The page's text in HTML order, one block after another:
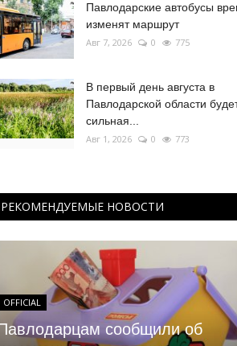
Павлодарские автобусы
изменят маршрут
Авг 7, 2026 0 775
В первый день августа в
Павлодарской области
сильная...
Авг 1, 2026 0 773
РЕКОМЕНДУЕМЫЕ НОВОСТИ
OFFICIAL
сообщили об